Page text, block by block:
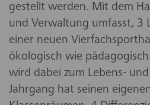
gestellt werden. Mit dem
und Verwaltung umfasst, 3
einer neuen
ökologisch wie
wird dabei zum Lebens-
Jahrgang hat seinen